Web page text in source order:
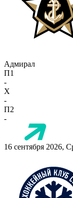
Адмирал
П1
-
X
-
П2
-
16 сентября 2026,